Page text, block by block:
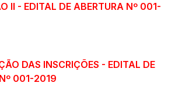
II - EDITAL DE ABERTURA Nº 001-
DAS INSCRIÇÕES - EDITAL DE
001-2019